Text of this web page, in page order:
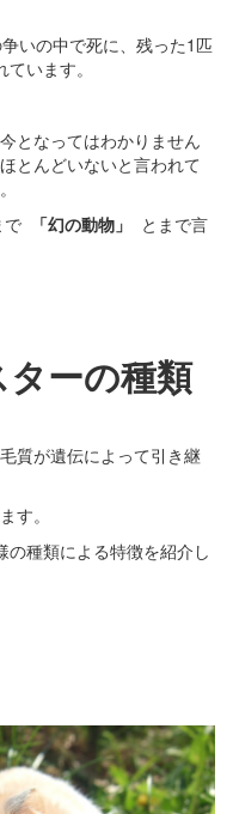
いの中で死に、残った1匹
います。
となってはわかりません
とんどいないと言われて
で
「幻の動物」 とまで言
ーの種類
質が遺伝によって引き継
す。
種類による特徴を紹介し